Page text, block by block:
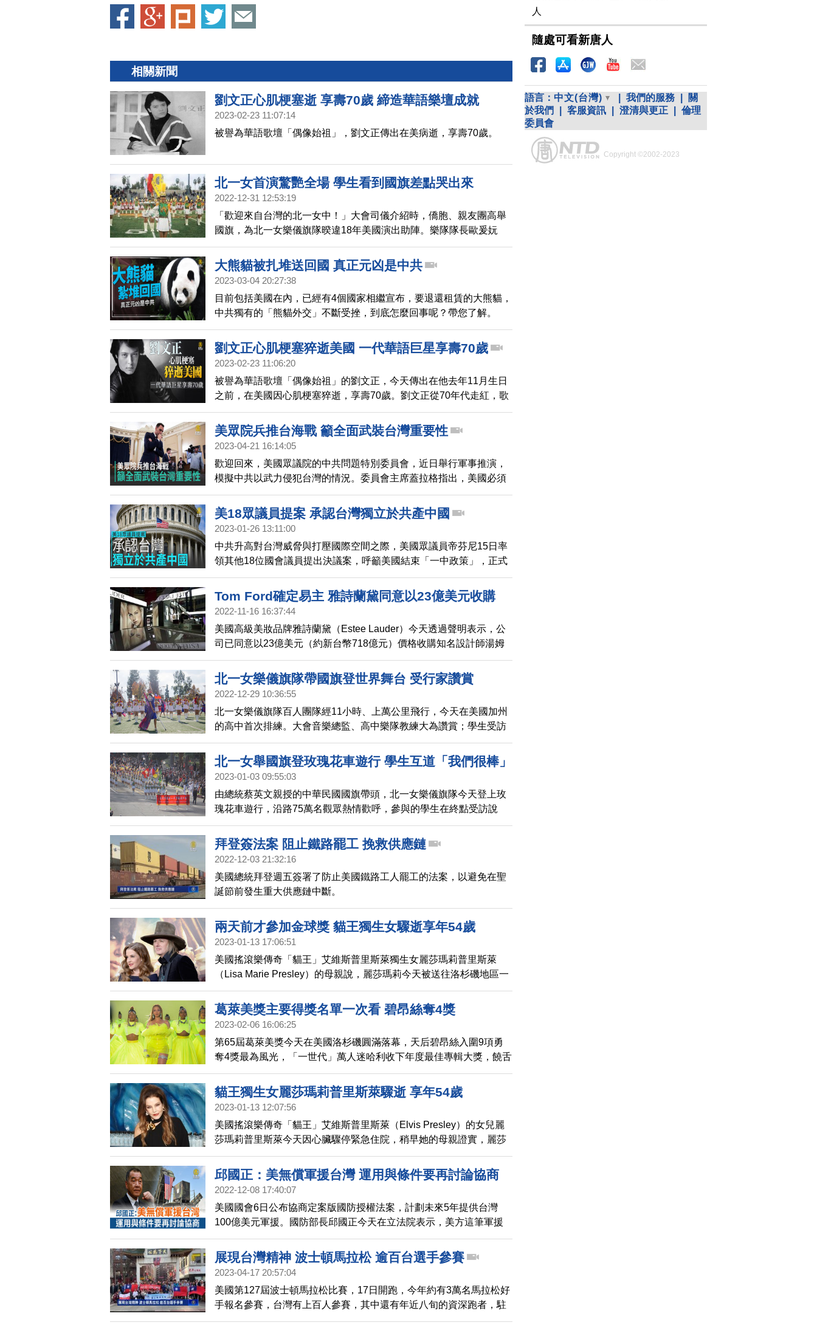
相關新聞
劉文正心肌梗塞逝 享壽70歲 締造華語樂壇成就
2023-02-23 11:07:14
被譽為華語歌壇「偶像始祖」，劉文正傳出在美病逝，享壽70歲。
北一女首演驚艷全場 學生看到國旗差點哭出來
2022-12-31 12:53:19
「歡迎來自台灣的北一女中！」大會司儀介紹時，僑胞、親友團高舉
國旗，為北一女樂儀旗隊暌違18年美國演出助陣。樂隊隊長歐爰妧
說：「看到國旗差點哭出來。」
大熊貓被扎堆送回國 真正元凶是中共
2023-03-04 20:27:38
目前包括美國在內，已經有4個國家相繼宣布，要退還租賃的大熊貓，
中共獨有的「熊貓外交」不斷受挫，到底怎麼回事呢？帶您了解。
劉文正心肌梗塞猝逝美國 一代華語巨星享壽70歲
2023-02-23 11:06:20
被譽為華語歌壇「偶像始祖」的劉文正，今天傳出在他去年11月生日
之前，在美國因心肌梗塞猝逝，享壽70歲。劉文正從70年代走紅，歌
曲風行台灣、中國大陸、東南亞、香港等地，還以「蘭花草」等校園
民歌掀起模仿旋風，具有廣大影響力。但他選擇在當紅時候急流湧
退，離開演藝圈到美國。一代巨星過世的消息，隨即登上中國微博熱
美眾院兵推台海戰 籲全面武裝台灣重要性
2023-04-21 16:14:05
歡迎回來，美國眾議院的中共問題特別委員會，近日舉行軍事推演，
模擬中共以武力侵犯台灣的情況。委員會主席蓋拉格指出，美國必須
加強對台灣的軍事合作，才能在衝突爆發前嚇阻中共。兵推也提及，
如果華府不去加強與該地區盟友的基地協議，美國與全球會面臨嚴重
代價。
美18眾議員提案 承認台灣獨立於共產中國
2023-01-26 13:11:00
中共升高對台灣威脅與打壓國際空間之際，美國眾議員帝芬尼15日率
領其他18位國會議員提出決議案，呼籲美國結束「一中政策」，正式
承認台灣獨立於共產中國，並說美國與台灣也該恢復正式外交關係。
英文新唐人專訪到眾議員帝芬尼，帶您了解。
Tom Ford確定易主 雅詩蘭黛同意以23億美元收購
2022-11-16 16:37:44
美國高級美妝品牌雅詩蘭黛（Estee Lauder）今天透過聲明表示，公
司已同意以23億美元（約新台幣718億元）價格收購知名設計師湯姆
福特（Tom Ford）旗下同名公司Tom Ford。
北一女樂儀旗隊帶國旗登世界舞台 受行家讚賞
2022-12-29 10:36:55
北一女樂儀旗隊百人團隊經11小時、上萬公里飛行，今天在美國加州
的高中首次排練。大會音樂總監、高中樂隊教練大為讚賞；學生受訪
喊「盡情演出，不留遺憾」。
北一女舉國旗登玫瑰花車遊行 學生互道「我們很棒」
2023-01-03 09:55:03
由總統蔡英文親授的中華民國國旗帶頭，北一女樂儀旗隊今天登上玫
瑰花車遊行，沿路75萬名觀眾熱情歡呼，參與的學生在終點受訪說
「大家辛苦了，我覺得我們很棒」。
拜登簽法案 阻止鐵路罷工 挽救供應鏈
2022-12-03 21:32:16
美國總統拜登週五簽署了防止美國鐵路工人罷工的法案，以避免在聖
誕節前發生重大供應鏈中斷。
兩天前才參加金球獎 貓王獨生女驟逝享年54歲
2023-01-13 17:06:51
美國搖滾樂傳奇「貓王」艾維斯普里斯萊獨生女麗莎瑪莉普里斯萊
（Lisa Marie Presley）的母親說，麗莎瑪莉今天被送往洛杉磯地區一
家醫院後去世，享年54歲。
葛萊美獎主要得獎名單一次看 碧昂絲奪4獎
2023-02-06 16:06:25
第65屆葛萊美獎今天在美國洛杉磯圓滿落幕，天后碧昂絲入圍9項勇
奪4獎最為風光，「一世代」萬人迷哈利收下年度最佳專輯大獎，饒舌
歌手麗珠、鐵肺歌后愛黛兒都有獎項落袋。
貓王獨生女麗莎瑪莉普里斯萊驟逝 享年54歲
2023-01-13 12:07:56
美國搖滾樂傳奇「貓王」艾維斯普里斯萊（Elvis Presley）的女兒麗
莎瑪莉普里斯萊今天因心臟驟停緊急住院，稍早她的母親證實，麗莎
瑪莉普里斯萊已過世，享年54歲。
邱國正：美無償軍援台灣 運用與條件要再討論協商
2022-12-08 17:40:07
美國國會6日公布協商定案版國防授權法案，計劃未來5年提供台灣
100億美元軍援。國防部長邱國正今天在立法院表示，美方這筆軍援
是無償的，目前都沒提到條件，台灣還要再與美方討論協商如何運用
軍援。
展現台灣精神 波士頓馬拉松 逾百台選手參賽
2023-04-17 20:57:04
美國第127屆波士頓馬拉松比賽，17日開跑，今年約有3萬名馬拉松好
手報名參賽，台灣有上百人參賽，其中還有年近八旬的資深跑者，駐
波士頓代表處長孫儉元及當地僑胞代表也出席，為選手加油打氣。
人
隨處可看新唐人
語言： 中文(台灣) 我們的服務
關
於我們
客服資訊 澄清與更正
倫理
委員會
Copyright ©2002-2023